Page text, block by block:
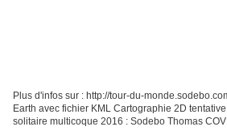
Plus d'infos sur : http://tour-du-
Earth avec fichier KML Cartographie 2D
solitaire multicoque 2016 : Sodebo Thomas